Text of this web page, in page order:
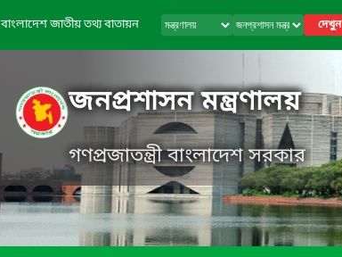
বাংলাদেশ জাতীয় তথ্য বাতায়ন দেখুন
জনপ্রশাসন মন্ত্রণালয়
গণপ্রজাতন্ত্রী বাংলাদেশ সরকার